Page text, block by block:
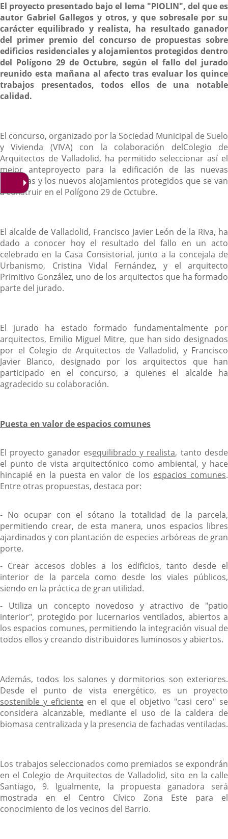
El proyecto presentado bajo el lema "PIOLIN", del que es
autor Gabriel Gallegos y otros, y que sobresale por su
carácter equilibrado y realista, ha resultado ganador
del primer premio del concurso de propuestas sobre
edificios residenciales y alojamientos protegidos dentro
del Polígono 29 de Octubre, según el fallo del jurado
reunido esta mañana al afecto tras evaluar los quince
trabajos presentados, todos ellos de una notable
calidad.
El concurso, organizado por la Sociedad Municipal de Suelo
y Vivienda (VIVA) con la colaboración delColegio de
Arquitectos de Valladolid, ha permitido seleccionar así el
mejor anteproyecto para la edificación de las nuevas
viviendas y los nuevos alojamientos protegidos que se van
a construir en el Polígono 29 de Octubre.
El alcalde de Valladolid, Francisco Javier León de la Riva, ha
dado a conocer hoy el resultado del fallo en un acto
celebrado en la Casa Consistorial, junto a la concejala de
Urbanismo, Cristina Vidal Fernández, y el arquitecto
Primitivo González, uno de los arquitectos que ha formado
parte del jurado.
El jurado ha estado formado fundamentalmente por
arquitectos, Emilio Miguel Mitre, que han sido designados
por el Colegio de Arquitectos de Valladolid, y Francisco
Javier Blanco, designado por los arquitectos que han
participado en el concurso, a quienes el alcalde ha
agradecido su colaboración.
Puesta en valor de espacios comunes
El proyecto ganador esequilibrado y realista, tanto desde
el punto de vista arquitectónico como ambiental, y hace
hincapié en la puesta en valor de los espacios comunes.
Entre otras propuestas, destaca por:
- No ocupar con el sótano la totalidad de la parcela,
permitiendo crear, de esta manera, unos espacios libres
ajardinados y con plantación de especies arbóreas de gran
porte.
- Crear accesos dobles a los edificios, tanto desde el
interior de la parcela como desde los viales públicos,
siendo en la práctica de gran utilidad.
- Utiliza un concepto novedoso y atractivo de "patio
interior", protegido por lucernarios ventilados, abiertos a
los espacios comunes, permitiendo la integración visual de
todos ellos y creando distribuidores luminosos y abiertos.
Además, todos los salones y dormitorios son exteriores.
Desde el punto de vista energético, es un proyecto
sostenible y eficiente en el que el objetivo "casi cero" se
considera alcanzable, mediante el uso de la caldera de
biomasa centralizada y la presencia de fachadas ventiladas.
Los trabajos seleccionados como premiados se expondrán
en el Colegio de Arquitectos de Valladolid, sito en la calle
Santiago, 9. Igualmente, la propuesta ganadora será
mostrada en el Centro Cívico Zona Este para el
conocimiento de los vecinos del Barrio.